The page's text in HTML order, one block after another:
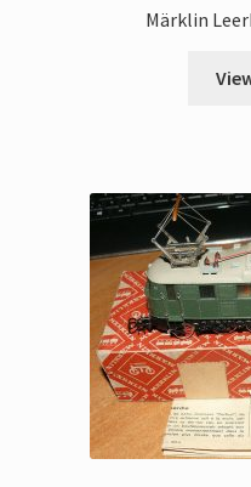
Märklin